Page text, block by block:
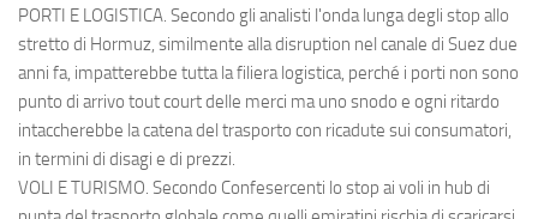
PORTI E LOGISTICA. Secondo gli analisti l'onda lunga degli stop allo
stretto di Hormuz, similmente alla disruption nel canale di Suez due
anni fa, impatterebbe tutta la filiera logistica, perché i porti non sono
punto di arrivo tout court delle merci ma uno snodo e ogni ritardo
intaccherebbe la catena del trasporto con ricadute sui consumatori,
in termini di disagi e di prezzi.
VOLI E TURISMO. Secondo Confesercenti lo stop ai voli in hub di